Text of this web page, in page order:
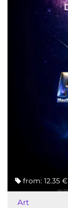
from: 12.35 €
Art